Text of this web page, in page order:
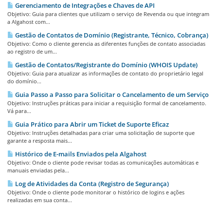
Gerenciamento de Integrações e Chaves de API
Objetivo: Guia para clientes que utilizam o serviço de Revenda ou que integram
a Algahost com...
Gestão de Contatos de Domínio (Registrante, Técnico, Cobrança)
Objetivo: Como o cliente gerencia as diferentes funções de contato associadas
ao registro de um...
Gestão de Contatos/Registrante do Domínio (WHOIS Update)
Objetivo: Guia para atualizar as informações de contato do proprietário legal
do domínio...
Guia Passo a Passo para Solicitar o Cancelamento de um Serviço
Objetivo: Instruções práticas para iniciar a requisição formal de cancelamento.
Vá para...
Guia Prático para Abrir um Ticket de Suporte Eficaz
Objetivo: Instruções detalhadas para criar uma solicitação de suporte que
garante a resposta mais...
Histórico de E-mails Enviados pela Algahost
Objetivo: Onde o cliente pode revisar todas as comunicações automáticas e
manuais enviadas pela...
Log de Atividades da Conta (Registro de Segurança)
Objetivo: Onde o cliente pode monitorar o histórico de logins e ações
realizadas em sua conta...